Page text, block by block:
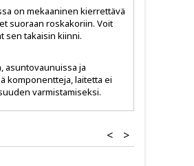
on mekaaninen kierrettävä
suoraan roskakoriin. Voit
sen takaisin kiinni.
asuntovaunuissa ja
komponentteja, laitetta ei
varmistamiseksi.
>
<